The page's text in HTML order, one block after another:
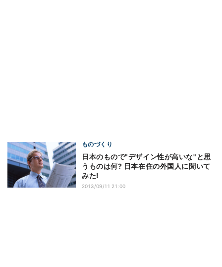
ものづくり
日本のもので"デザイン性が高いな"と思
うものは何? 日本在住の外国人に聞いて
みた!
2013/09/11 21:00